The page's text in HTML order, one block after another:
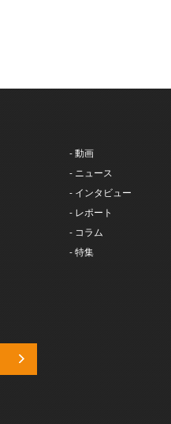
- 動画
- ニュース
- インタビュー
- レポート
- コラム
- 特集